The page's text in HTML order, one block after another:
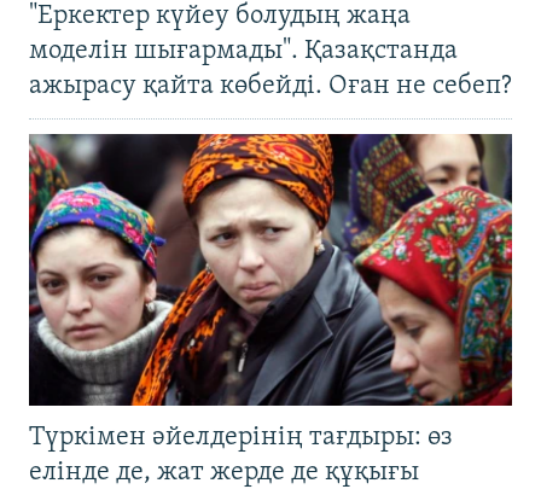
"Еркектер күйеу болудың жаңа
моделін шығармады". Қазақстанда
ажырасу қайта көбейді. Оған не себеп?
Түркімен әйелдерінің тағдыры: өз
елінде де, жат жерде де құқығы